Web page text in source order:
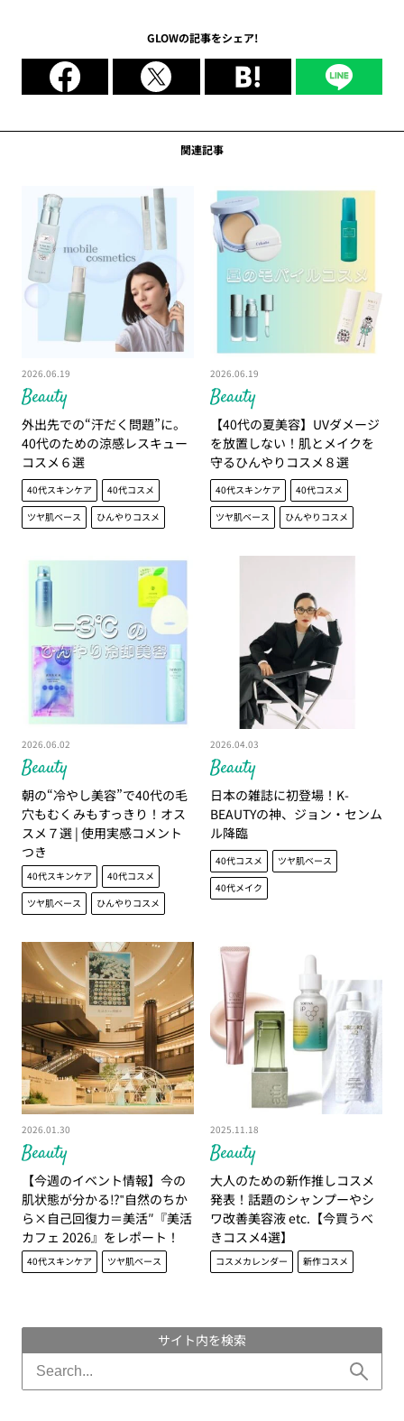
GLOWの記事をシェア!
関連記事
Beauty
2026.06.19
外出先での“汗だく問題”に。
40代のための涼感レスキュー
コスメ６選
40代スキンケア
40代コスメ
ツヤ肌ベース
ひんやりコスメ
Beauty
2026.06.19
【40代の夏美容】UVダメージ
を放置しない！肌とメイクを
守るひんやりコスメ８選
40代スキンケア
40代コスメ
ツヤ肌ベース
ひんやりコスメ
Beauty
2026.06.02
朝の“冷やし美容”で40代の毛
穴もむくみもすっきり！オス
スメ７選 | 使用実感コメント
つき
40代スキンケア
40代コスメ
ツヤ肌ベース
ひんやりコスメ
Beauty
2026.04.03
日本の雑誌に初登場！K-
BEAUTYの神、ジョン・センム
ル降臨
40代コスメ
ツヤ肌ベース
40代メイク
Beauty
2026.01.30
【今週のイベント情報】今の
肌状態が分かる⁉‟自然のちか
ら×自己回復力＝美活″『美活
カフェ 2026』をレポート！
40代スキンケア ツヤ肌ベース
Beauty
2025.11.18
大人のための新作推しコスメ
発表！話題のシャンプーやシ
ワ改善美容液 etc.【今買うべ
きコスメ4選】
コスメカレンダー 新作コスメ
サイト内を検索